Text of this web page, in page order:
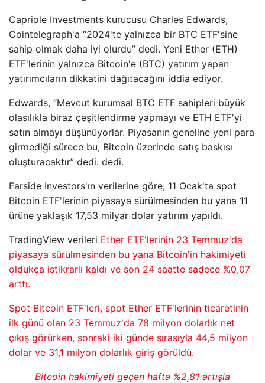
Capriole Investments kurucusu Charles Edwards,
Cointelegraph'a “2024'te yalnızca bir BTC ETF'sine
sahip olmak daha iyi olurdu” dedi. Yeni Ether (ETH)
ETF'lerinin yalnızca Bitcoin'e (BTC) yatırım yapan
yatırımcıların dikkatini dağıtacağını iddia ediyor.
Edwards, “Mevcut kurumsal BTC ETF sahipleri büyük
olasılıkla biraz çeşitlendirme yapmayı ve ETH ETF'yi
satın almayı düşünüyorlar. Piyasanın geneline yeni para
girmediği sürece bu, Bitcoin üzerinde satış baskısı
oluşturacaktır” dedi. dedi.
Farside Investors'ın verilerine göre, 11 Ocak'ta spot
Bitcoin ETF'lerinin piyasaya sürülmesinden bu yana 11
ürüne yaklaşık 17,53 milyar dolar yatırım yapıldı.
TradingView verileri Ether ETF'lerinin 23 Temmuz'da
piyasaya sürülmesinden bu yana Bitcoin'in hakimiyeti
oldukça istikrarlı kaldı ve son 24 saatte sadece %0,07
arttı.
Spot Bitcoin ETF'leri, spot Ether ETF'lerinin ticaretinin
ilk günü olan 23 Temmuz'da 78 milyon dolarlık net
çıkış görürken, sonraki iki günde sırasıyla 44,5 milyon
dolar ve 31,1 milyon dolarlık giriş görüldü.
Bitcoin hakimiyeti geçen hafta %2,81 artışla